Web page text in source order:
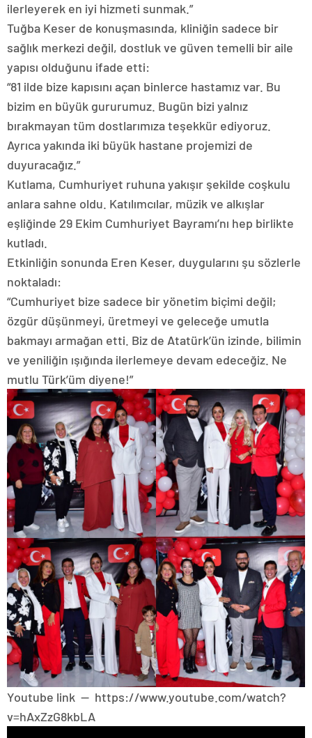
ilerleyerek en iyi hizmeti sunmak.”
Tuğba Keser de konuşmasında, kliniğin sadece bir
sağlık merkezi değil, dostluk ve güven temelli bir aile
yapısı olduğunu ifade etti:
“81 ilde bize kapısını açan binlerce hastamız var. Bu
bizim en büyük gururumuz. Bugün bizi yalnız
bırakmayan tüm dostlarımıza teşekkür ediyoruz.
Ayrıca yakında iki büyük hastane projemizi de
duyuracağız.”
Kutlama, Cumhuriyet ruhuna yakışır şekilde coşkulu
anlara sahne oldu. Katılımcılar, müzik ve alkışlar
eşliğinde 29 Ekim Cumhuriyet Bayramı’nı hep birlikte
kutladı.
Etkinliğin sonunda Eren Keser, duygularını şu sözlerle
noktaladı:
“Cumhuriyet bize sadece bir yönetim biçimi değil;
özgür düşünmeyi, üretmeyi ve geleceğe umutla
bakmayı armağan etti. Biz de Atatürk’ün izinde, bilimin
ve yeniliğin ışığında ilerlemeye devam edeceğiz. Ne
mutlu Türk’üm diyene!”
Youtube link — https://www.youtube.com/watch?
v=hAxZzG8kbLA